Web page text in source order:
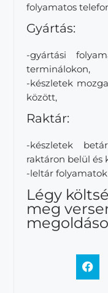
folyamatos
Gyártás:
-gyártási
terminálokon,
-készletek
között,
Raktár:
-készletek
raktáron belül és
-leltár folyamatok
Légy
meg